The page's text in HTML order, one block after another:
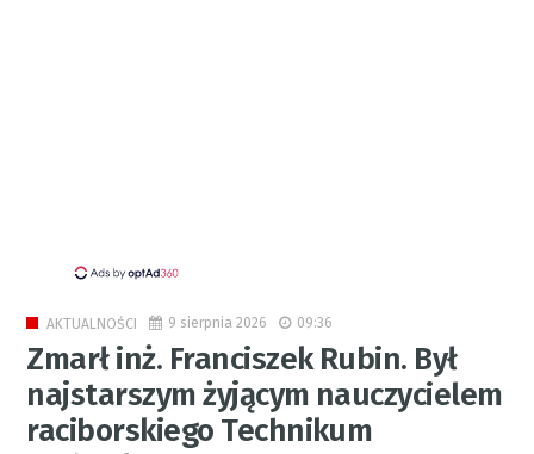
AKTUALNOŚCI 9 sierpnia 2026 09:36
Zmarł inż. Franciszek Rubin. Był
najstarszym żyjącym nauczycielem
raciborskiego Technikum